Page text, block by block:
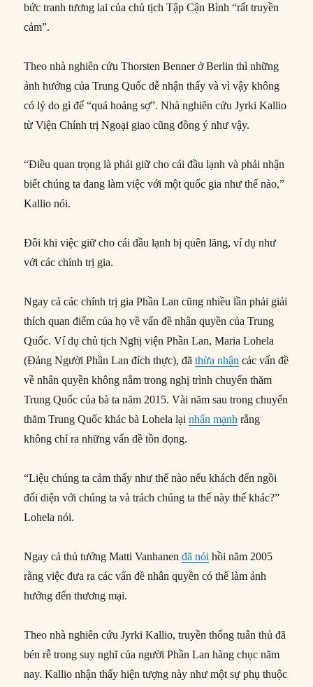
bức tranh tương lai của chủ tịch Tập Cận Bình “rất truyền
cảm”.
Theo nhà nghiên cứu Thorsten Benner ở Berlin thì những
ảnh hưởng của Trung Quốc dễ nhận thấy và vì vậy không
có lý do gì để “quá hoảng sợ”. Nhà nghiên cứu Jyrki Kallio
từ Viện Chính trị Ngoại giao cũng đồng ý như vậy.
“Điều quan trọng là phải giữ cho cái đầu lạnh và phải nhận
biết chúng ta đang làm việc với một quốc gia như thế nào,”
Kallio nói.
Đôi khi việc giữ cho cái đầu lạnh bị quên lãng, ví dụ như
với các chính trị gia.
Ngay cả các chính trị gia Phần Lan cũng nhiều lần phải giải
thích quan điểm của họ về vấn đề nhân quyền của Trung
Quốc. Ví dụ chủ tịch Nghị viện Phần Lan, Maria Lohela
(Đảng Người Phần Lan đích thực), đãthừa nhận các vấn đề
về nhân quyền không nằm trong nghị trình chuyến thăm
Trung Quốc của bà ta năm 2015. Vài năm sau trong chuyến
thăm Trung Quốc khác bà Lohela lạinhấn mạnh rằng
không chỉ ra những vấn đề tồn đọng.
“Liệu chúng ta cảm thấy như thế nào nếu khách đến ngồi
đối diện với chúng ta và trách chúng ta thế này thế khác?”
Lohela nói.
Ngay cả thủ tướng Matti Vanhanenđã nói hồi năm 2005
rằng việc đưa ra các vấn đề nhân quyền có thể làm ảnh
hưởng đến thương mại.
Theo nhà nghiên cứu Jyrki Kallio, truyền thống tuân thủ đã
bén rễ trong suy nghĩ của người Phần Lan hàng chục năm
nay. Kallio nhận thấy hiện tượng này như một sự phụ thuộc